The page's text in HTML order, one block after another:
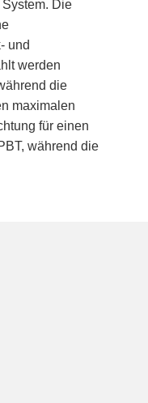
Die
und
werden
die
maximalen
für einen
während die